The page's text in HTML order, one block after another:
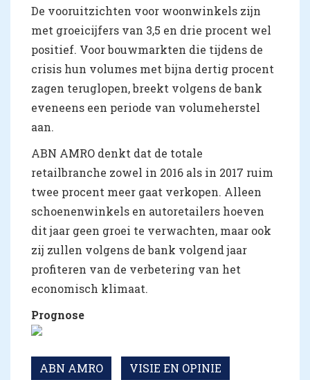
De vooruitzichten voor woonwinkels zijn
met groeicijfers van 3,5 en drie procent wel
positief. Voor bouwmarkten die tijdens de
crisis hun volumes met bijna dertig procent
zagen teruglopen, breekt volgens de bank
eveneens een periode van volumeherstel
aan.
ABN AMRO denkt dat de totale
retailbranche zowel in 2016 als in 2017 ruim
twee procent meer gaat verkopen. Alleen
schoenenwinkels en autoretailers hoeven
dit jaar geen groei te verwachten, maar ook
zij zullen volgens de bank volgend jaar
profiteren van de verbetering van het
economisch klimaat.
Prognose
ABN AMRO VISIE EN OPINIE